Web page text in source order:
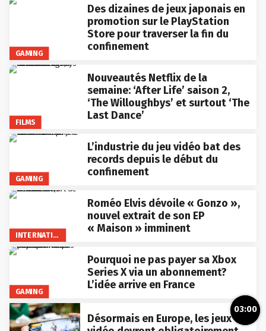
GAMING
Des dizaines de jeux japonais en
promotion sur le PlayStation
Store pour traverser la fin du
confinement
FILMS
Nouveautés Netflix de la
semaine: ‘After Life’ saison 2,
‘The Willoughbys’ et surtout ‘The
Last Dance’
GAMING
L’industrie du jeu vidéo bat des
records depuis le début du
confinement
INTERNATIONAL
Roméo Elvis dévoile « Gonzo »,
nouvel extrait de son EP
« Maison » imminent
GAMING
Pourquoi ne pas payer sa Xbox
Series X via un abonnement?
L’idée arrive en France
Désormais en Europe, les jeux
03:00